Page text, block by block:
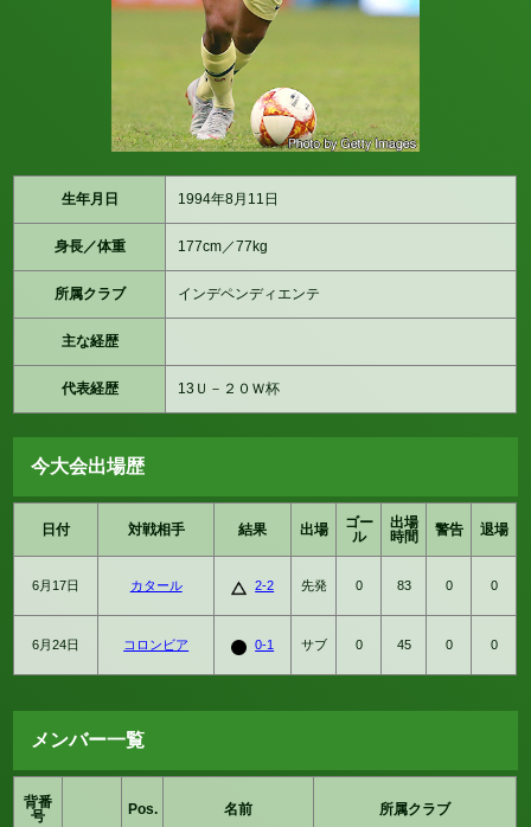
生年月日 1994年8月11日
身長／体重 177cm／77kg
所属クラブ インデペンディエンテ
主な経歴
代表経歴 13Ｕ－２０Ｗ杯
今大会出場歴
日付 対戦相手 結果 出場
ゴー
ル
出場
時間
警告 退場
6月17日 カタール 2-2 先発 0 83 0 0
6月24日 コロンビア 0-1 サブ 0 45 0 0
メンバー一覧
背番
号
Pos. 名前 所属クラブ